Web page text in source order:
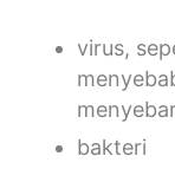
virus,
bakteri